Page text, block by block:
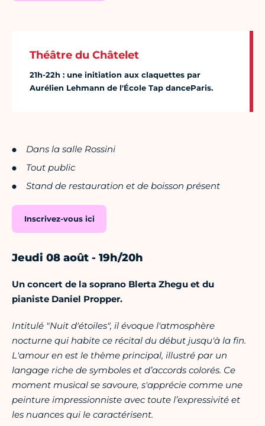
Théâtre du Châtelet
21h-22h : une initiation aux claquettes par
Aurélien Lehmann de l'École Tap danceParis.
Dans la salle Rossini
Tout public
Stand de restauration et de boisson présent
Inscrivez-vous ici
Jeudi 08 août - 19h/20h
Un concert de la soprano Blerta Zhegu et du
pianiste Daniel Propper.
Intitulé "Nuit d'étoiles", il évoque l'atmosphère
nocturne qui habite ce récital du début jusqu'à la fin.
L'amour en est le thème principal, illustré par un
langage riche de symboles et d’accords colorés. Ce
moment musical se savoure, s'apprécie comme une
peinture impressionniste avec toute l’expressivité et
les nuances qui le caractérisent.